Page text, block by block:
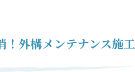
外構メンテナンス施工